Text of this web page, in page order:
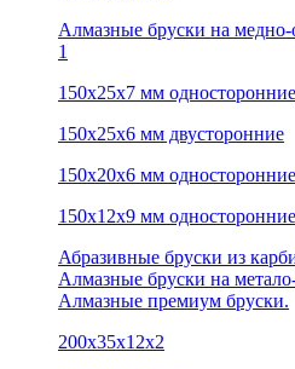
Алмазные бруски на
1
150х25х7 мм односторонние
150х25х6 мм двусторонние
150х20х6 мм односторонние
150х12х9 мм
Абразивные бруски из
Алмазные бруски на
Алмазные премиум бруски.
200х35х12х2